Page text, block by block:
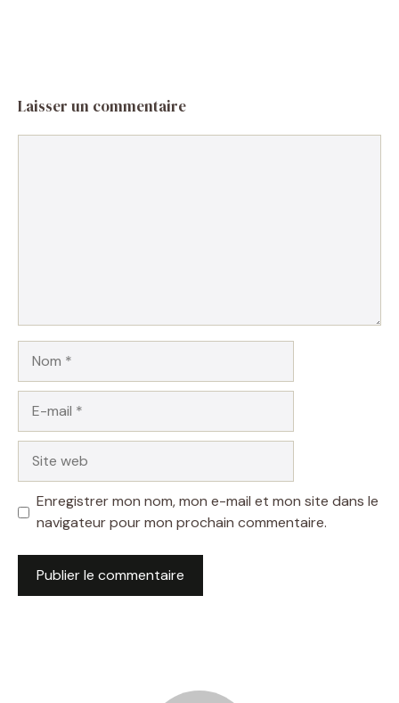
Laisser un commentaire
mail
web
Enregistrer mon nom, mon e-mail et mon site dans le
navigateur pour mon prochain commentaire.